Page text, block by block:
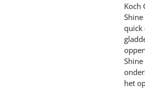
Koch
quick
het